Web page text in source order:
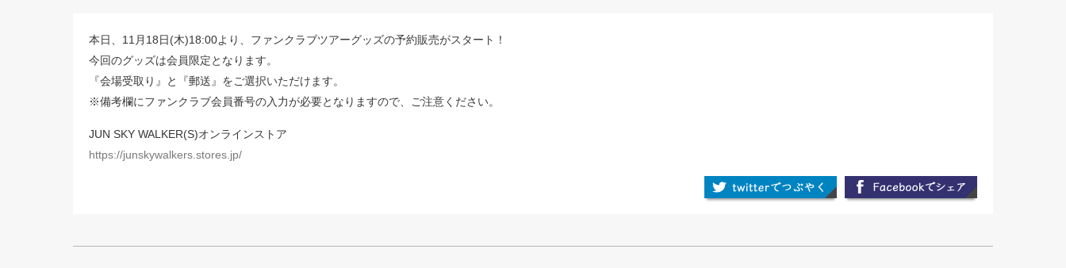
本日、11月18日(木)18:00より、ファンクラブツアーグッズの予約販売がスタート！
今回のグッズは会員限定となります。
『会場受取り』と『郵送』をご選択いただけます。
※備考欄にファンクラブ会員番号の入力が必要となりますので、ご注意ください。
JUN SKY WALKER(S)オンラインストア
https://junskywalkers.stores.jp/